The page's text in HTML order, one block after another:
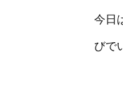
今日
びで